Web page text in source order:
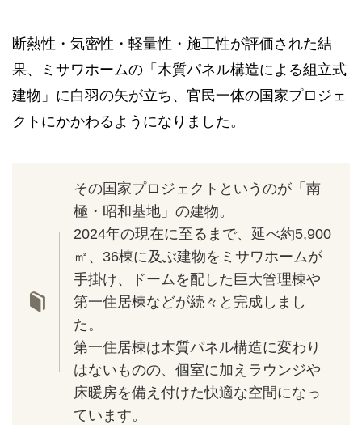
断熱性・気密性・軽量性・施工性が評価された結
果、ミサワホームの「木質パネル構造による組立式
建物」に白羽の矢が立ち、官民一体の国家プロジェ
クトにかかわるようになりました。
その国家プロジェクトというのが「南
極・昭和基地」の建物。
2024年の現在に至るまで、延べ約5,900
㎡、36棟に及ぶ建物をミサワホームが
手掛け、ドームを配した巨大管理棟や
第一住居棟などが続々と完成しまし
た。
第一住居棟は木質パネル構造に変わり
はないものの、個室に加えラウンジや
床暖房を備え付けた快適な空間になっ
ています。